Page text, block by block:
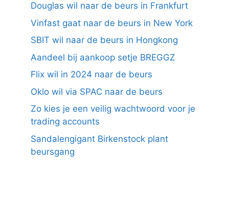
Douglas wil naar de beurs in Frankfurt
Vinfast gaat naar de beurs in New York
SBIT wil naar de beurs in Hongkong
Aandeel bij aankoop setje BREGGZ
Flix wil in 2024 naar de beurs
Oklo wil via SPAC naar de beurs
Zo kies je een veilig wachtwoord voor je
trading accounts
Sandalengigant Birkenstock plant
beursgang